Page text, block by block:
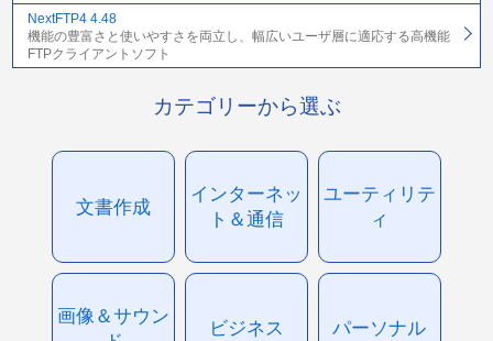
NextFTP4 4.48
機能の豊富さと使いやすさを両立し、幅広いユーザ層に適応する高機能
FTPクライアントソフト
カテゴリーから選ぶ
文書作成
インターネッ
ト＆通信
ユーティリテ
ィ
画像＆サウン
ビジネス パーソナル